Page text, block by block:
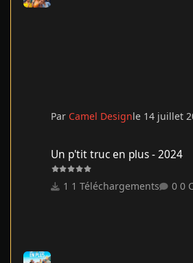
Par Camel Designle 14 juillet
Un p'tit truc en plus - 2024
1 Téléchargements 0